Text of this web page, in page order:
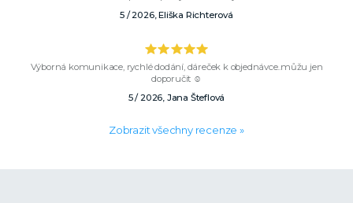
5 / 2026, Eliška Richterová
Výborná komunikace, rychlé dodání, dáreček k objednávce..můžu jen
doporučit ☺️
5 / 2026, Jana Šteflová
Zobrazit všechny recenze »